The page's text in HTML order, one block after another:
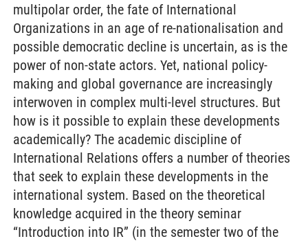
multipolar order, the fate of International
Organizations in an age of re-nationalisation and
possible democratic decline is uncertain, as is the
power of non-state actors. Yet, national policy-
making and global governance are increasingly
interwoven in complex multi-level structures. But
how is it possible to explain these developments
academically? The academic discipline of
International Relations offers a number of theories
that seek to explain these developments in the
international system. Based on the theoretical
knowledge acquired in the theory seminar
“Introduction into IR” (in the semester two of the